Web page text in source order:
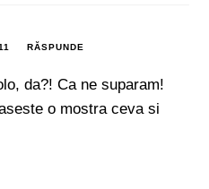
RĂSPUNDE
da?! Ca ne suparam!
o mostra ceva si